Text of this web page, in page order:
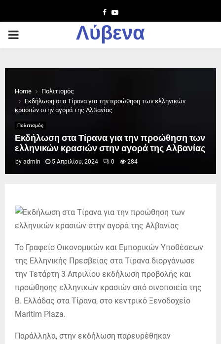
Facebook
Youtube
PRIMARY
Λύβενα
Home
Πολιτισμός
Εκδήλωση στα Τίρανα για την προώθηση των ελληνικών
κρασιών στην αγορά της Αλβανίας
Πολιτισμός
Εκδήλωση στα Τίρανα για την προώθηση των
ελληνικών κρασιών στην αγορά της Αλβανίας
by admin 5 Απριλίου, 2024 0 284
Το Γραφείο Οικονομικών και Εμπορικών Υποθέσεων
της Ελληνικής Πρεσβείας στα Τίρανα διοργάνωσε
την Τετάρτη 3 Απριλίου εκδήλωση προβολής και
προώθησης ελληνικών κρασιών από οινοποιεία της
Β. Ελλάδας στα Τίρανα, στο κεντρικό Ξενοδοχείο
Maritim Plaza.
Παράλληλα, στην εκδήλωση παρευρέθηκαν